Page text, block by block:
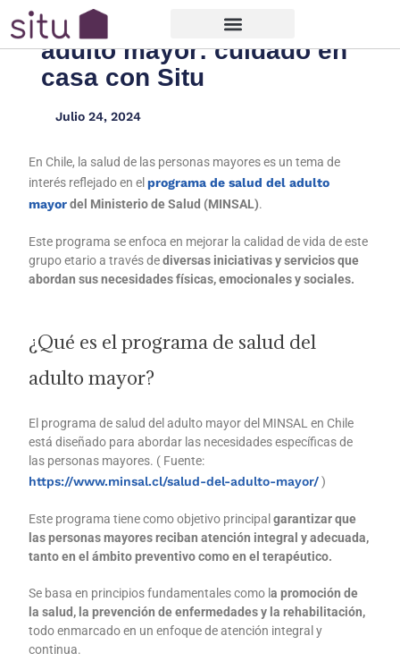
Programa de salud del
adulto mayor: cuidado en
casa con Situ
Julio 24, 2024
En Chile, la salud de las personas mayores es un tema de
interés reflejado en elprograma de salud del adulto
mayordel Ministerio de Salud (MINSAL).
Este programa se enfoca en mejorar la calidad de vida de este
grupo etario a través dediversas iniciativas y servicios que
abordan sus necesidades físicas, emocionales y sociales.
¿Qué es el programa de salud del
adulto mayor?
El programa de salud del adulto mayor del MINSALen Chile
está diseñado para abordar las necesidades específicas de
las personas mayores. ( Fuente:
https://www.minsal.cl/salud-del-adulto-mayor/)
Este programa tiene como objetivo principalgarantizar que
las personas mayores reciban atención integral y adecuada,
tanto en el ámbito preventivo como en el terapéutico.
Se basa en principios fundamentales como la promoción de
la salud, la prevención de enfermedades y la rehabilitación,
todo enmarcado en un enfoque de atención integral y
continua.